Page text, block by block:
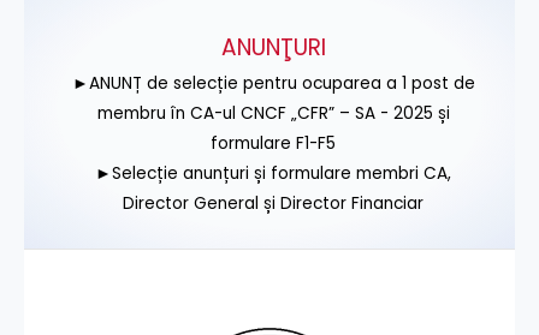
ANUNŢURI
►ANUNȚ de selecție pentru ocuparea a 1 post de
membru în CA-ul CNCF „CFR” – SA - 2025 și
formulare F1-F5
►Selecție anunțuri și formulare membri CA,
Director General și Director Financiar